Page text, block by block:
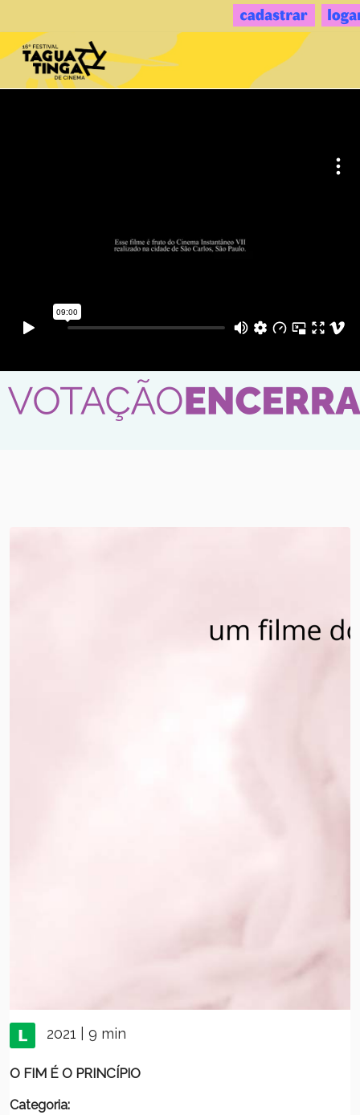
2021 | 9 min
O FIM É O PRINCÍPIO
Categoria: